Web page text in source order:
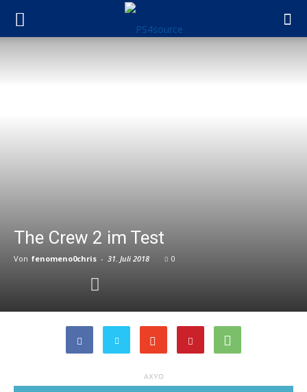
The Crew 2 im Test
Von fenomeno0chris - 31. Juli 2018 0
AXYO